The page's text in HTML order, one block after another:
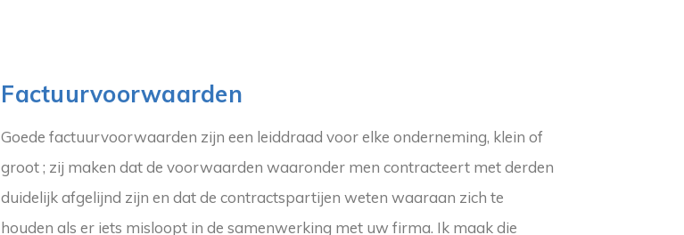
Factuurvoorwaarden
Goede factuurvoorwaarden zijn een leiddraad voor elke onderneming, klein of
groot ; zij maken dat de voorwaarden waaronder men contracteert met derden
duidelijk afgelijnd zijn en dat de contractspartijen weten waaraan zich te
houden als er iets misloopt in de samenwerking met uw firma. Ik maak die